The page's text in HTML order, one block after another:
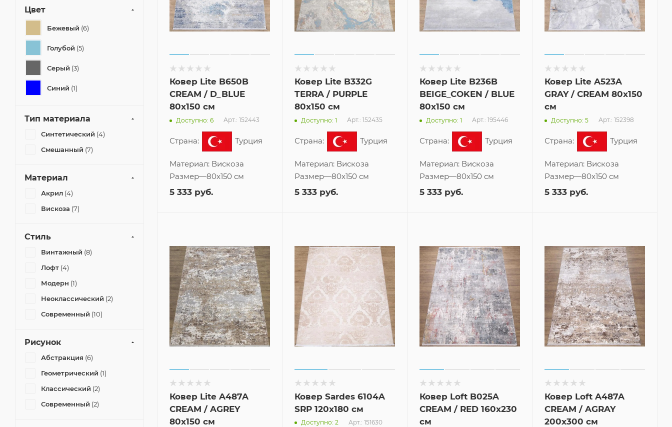
Ковер Lite B650B
CREAM / D_BLUE
80x150 см
Доступно: 6 Арт.: 152443
Страна: Турция
Материал: Вискоза
Размер—80x150 см
5 333 руб.
Ковер Lite B332G
TERRA / PURPLE
80x150 см
Доступно: 1 Арт.: 152435
Страна: Турция
Материал: Вискоза
Размер—80x150 см
5 333 руб.
Ковер Lite B236B
BEIGE_COKEN / BLUE
80x150 см
Доступно: 1 Арт.: 195446
Страна: Турция
Материал: Вискоза
Размер—80x150 см
5 333 руб.
Ковер Lite A523A
GRAY / CREAM 80x150
см
Доступно: 5 Арт.: 152398
Страна: Турция
Материал: Вискоза
Размер—80x150 см
5 333 руб.
Ковер Lite A487A
CREAM / AGREY
80x150 см
Ковер Sardes 6104A
SRP 120x180 см
Доступно: 2 Арт.: 151630
Ковер Loft B025A
CREAM / RED 160x230
см
Ковер Loft A487A
CREAM / AGRAY
200x300 см
Цвет
Бежевый (6)
Голубой (5)
Серый (3)
Синий (1)
Тип материала
Синтетический (4)
Смешанный (7)
Материал
Акрил (4)
Вискоза (7)
Стиль
Винтажный (8)
Лофт (4)
Модерн (1)
Неоклассический (2)
Современный (10)
Рисунок
Абстракция (6)
Геометрический (1)
Классический (2)
Современный (2)